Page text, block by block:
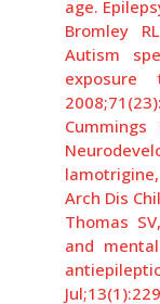
age.
Bromley
Autism
exposure
Arch Dis
Thomas
and